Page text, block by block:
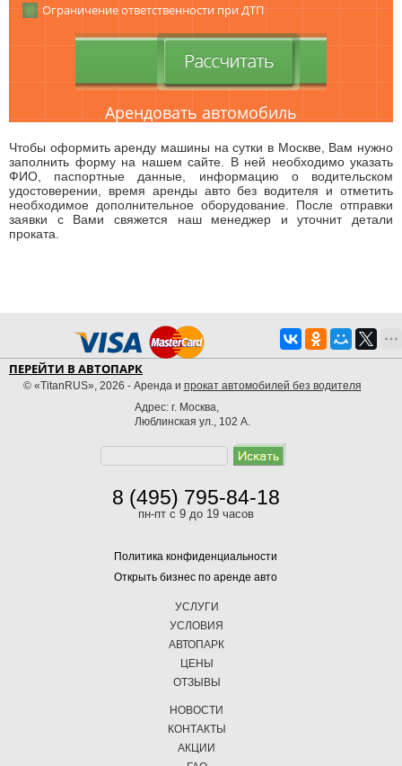
Ограничение ответственности при ДТП
Арендовать автомобиль
Чтобы оформить аренду машины на сутки в Москве, Вам нужно
заполнить форму на нашем сайте. В ней необходимо указать
ФИО, паспортные данные, информацию о водительском
удостоверении, время аренды авто без водителя и отметить
необходимое дополнительное оборудование. После отправки
заявки с Вами свяжется наш менеджер и уточнит детали
проката.
ПЕРЕЙТИ В АВТОПАРК
© «TitanRUS», 2026 - Аренда и прокат автомобилей без водителя
Адрес: г. Москва,
Люблинская ул., 102 А.
8 (495) 795-84-18
пн-пт с 9 до 19 часов
Политика конфиденциальности
Открыть бизнес по аренде авто
УСЛУГИ
УСЛОВИЯ
АВТОПАРК
ЦЕНЫ
ОТЗЫВЫ
НОВОСТИ
КОНТАКТЫ
АКЦИИ